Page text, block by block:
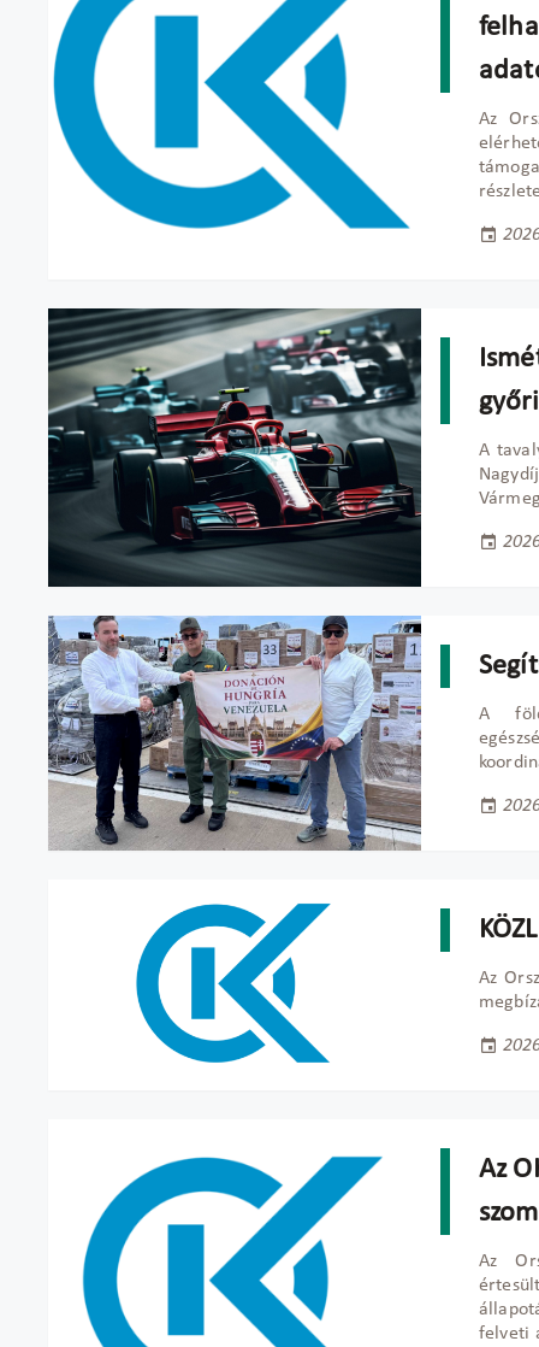
Az
A
A
Az
Az
Az
felveti